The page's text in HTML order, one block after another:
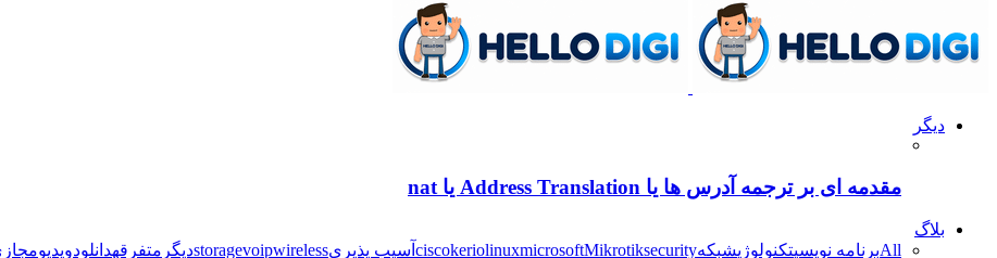
دیگر
مقدمه ای بر ترجمه آدرس ها یا Address Translation یا nat
بلاگ
Allبرنامه نویسیتکنولوژیشبکه ciscokeriolinuxmicrosoftMikrotiksecurity آسیب پذیری storagevoipwireless دیگر متفرقهدانلودویدیو